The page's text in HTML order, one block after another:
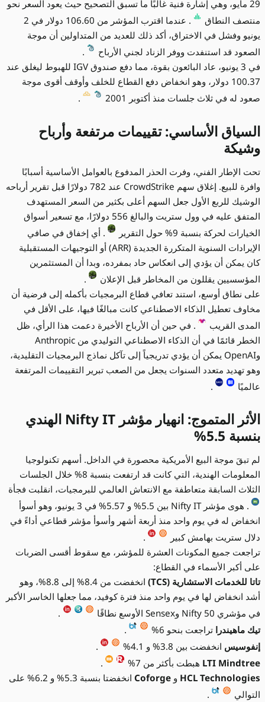
29 مايو، وهي إشارة فنية غالبًا ما تسبق التصحيح حيث يعود السعر نحو
منتصف النطاق
. عندما اقترب المؤشر من 106.60 دولار في 2
يونيو وفشل في الاختراق، أكد ذلك للعديد من المتداولين أن موجة
الصعود قد استنفدت ووفر الزناد لجني الأرباح
.
في 3 يونيو، عاد البائعون بقوة، مما دفع صندوق IGV للهبوط ليغلق عند
100.37 دولار، وهو انخفاض دفع القطاع للخلف وأوقف أقوى موجة
صعود له في ثلاث جلسات منذ أكتوبر 2001
.
السياق الأساسي: تقييمات مرتفعة وأرباح
وشيكة
تحت الإطار الفني، وفرت الحذر المدفوع بالعوامل الأساسية أسبابًا
وافرة للبيع. إغلاق سهم CrowdStrike عند 782 دولارًا قبل تقرير أرباحه
الوشيك للربع الأول جعل السهم أعلى بكثير من السعر المستهدف
المتفق عليه في وول ستريت والبالغ 556 دولارًا، مع تسعير أسواق
الخيارات لحركة بنسبة 9% حول التقرير
. أي إخفاق في صافي
الإيرادات السنوية المتكررة الجديدة (ARR) أو التوجيهات المستقبلية
كان يمكن أن يؤدي إلى انعكاس حاد بمفرده، وبدا أن المستثمرين
المؤسسيين يقللون من المخاطر قبل الإعلان
.
على نطاق أوسع، استند تعافي قطاع البرمجيات بأكمله إلى فرضية أن
مخاوف تعطيل الذكاء الاصطناعي كانت مبالغًا فيها، على الأقل في
المدى القريب
. في حين أن الأرباح الأخيرة دعمت هذا الرأي، ظل
الخطر قائمًا في أن الذكاء الاصطناعي التوليدي من Anthropic
وOpenAI يمكن أن يؤدي تدريجياً إلى تآكل نماذج البرمجيات التقليدية،
وهو تهديد متعدد السنوات يجعل من الصعب تبرير التقييمات المرتفعة
عالميًا
.
الأثر المتموج: انهيار مؤشر Nifty IT الهندي
بنسبة 5.5%
لم تبقَ موجة البيع الأمريكية محصورة في الداخل. أسهم تكنولوجيا
المعلومات الهندية، التي كانت قد ارتفعت بنسبة 8% خلال الجلسات
الثلاث السابقة متعاطفة مع الانتعاش العالمي للبرمجيات، انقلبت فجأة
. هوى مؤشر Nifty IT بين 5.5% و 5.57% في 3 يونيو، وهو أسوأ
انخفاض له في يوم واحد منذ أربعة أشهر وأسوأ مؤشر قطاعي أداءً في
دلال ستريت بهامش كبير
.
تراجعت جميع المكونات العشرة للمؤشر، مع سقوط أقسى الضربات
على أكبر الأسماء في القطاع:
تاتا للخدمات الاستشارية (TCS)
انخفضت من 8.4% إلى 8.8%، وهو
أشد انخفاض لها في يوم واحد منذ فترة كوفيد، مما جعلها الخاسر الأكبر
في مؤشري Nifty 50 وSensex الأوسع نطاقًا
.
تيك ماهيندرا تراجعت بنحو 6%
.
إنفوسيس انخفضت بين 3.8% و 4.1%
.
LTI Mindtree هبطت بأكثر من 7%
.
HCL Technologies و Coforge
انخفضتا بنسبة 5.3% و 6.2% على
التوالي
.